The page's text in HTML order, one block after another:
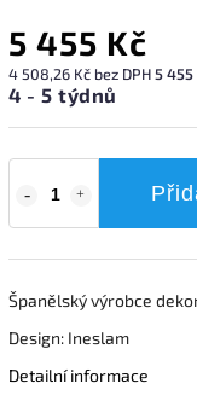
5 455 Kč
4 508,26 Kč bez DPH5 455
4 - 5 týdnů
Španělský výrobce
Design: Ineslam
Detailní informace